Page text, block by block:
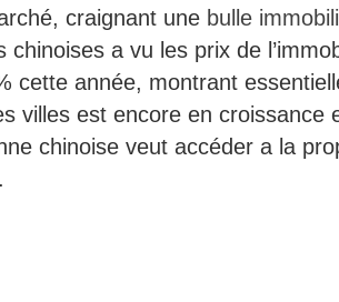
craignant une bulle
chinoises a vu les prix de
cette année, montrant
villes est encore en croissance
chinoise veut accéder a la
.